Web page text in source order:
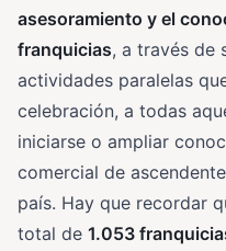
asesoramiento y el
franquicias, a través de
actividades paralelas
celebración, a todas
iniciarse o ampliar
comercial de
país. Hay que recordar
total de 1.053